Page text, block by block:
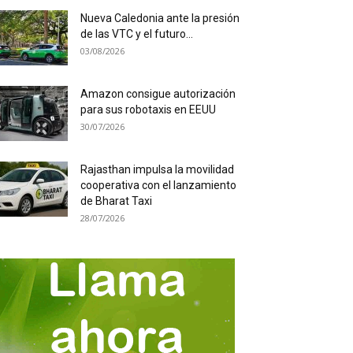
Nueva Caledonia ante la presión
de las VTC y el futuro...
03/08/2026
Amazon consigue autorización
para sus robotaxis en EEUU
30/07/2026
Rajasthan impulsa la movilidad
cooperativa con el lanzamiento
de Bharat Taxi
28/07/2026